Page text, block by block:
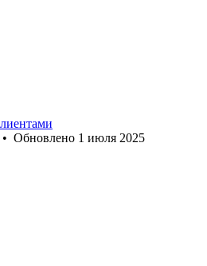
• Обновлено 1 июля 2025